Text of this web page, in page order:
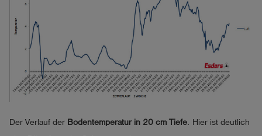
Der Verlauf der Bodentemperatur in 20 cm Tiefe . Hier ist deutlich